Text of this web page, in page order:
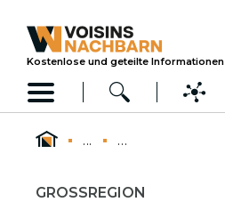
Kostenlose und geteilte Informationen
... ...
GROSSREGION